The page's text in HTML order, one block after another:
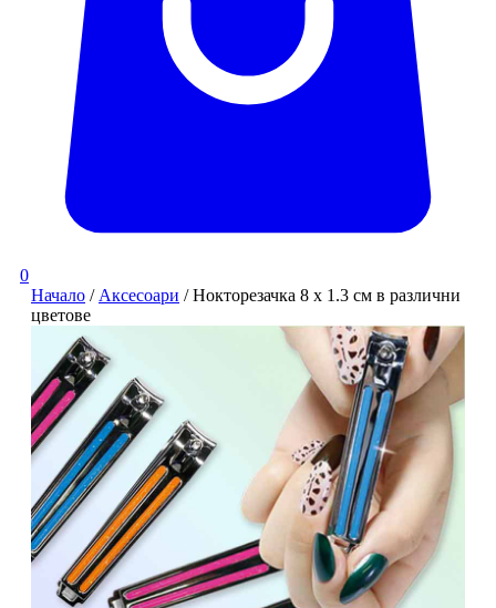
0
Начало / Аксесоари / Нокторезачка 8 x 1.3 см в различни
цветове